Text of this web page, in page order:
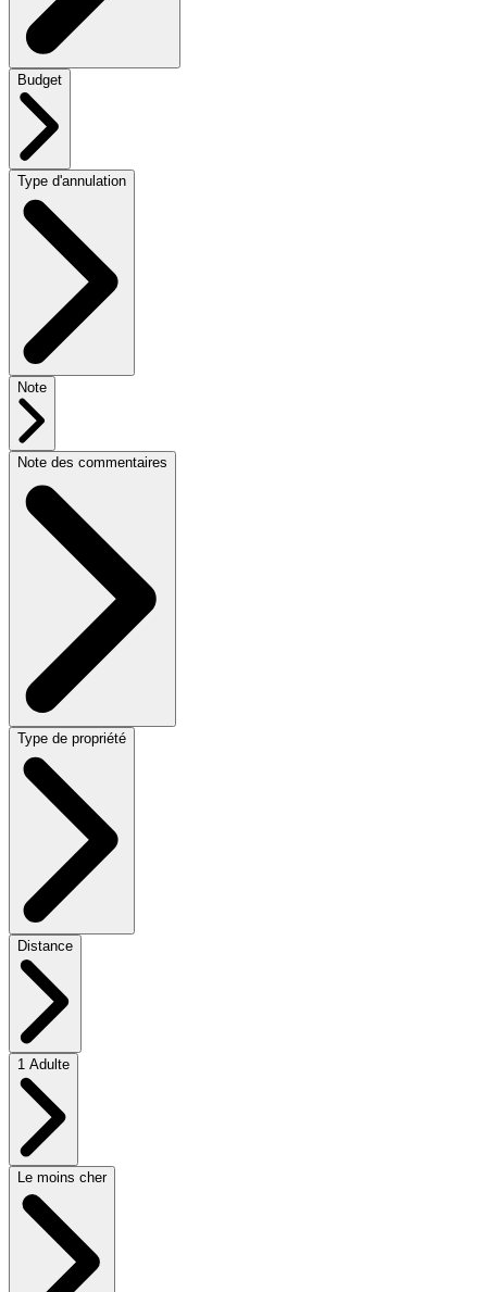
Budget
Type d'annulation
Note
Note des commentaires
Type de propriété
Distance
1 Adulte
Le moins cher